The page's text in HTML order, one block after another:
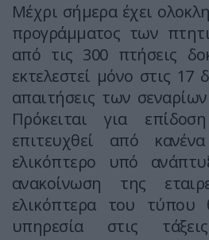
Μέχρι σήμερα έχει
προγράμματος των
από τις 300 πτήσεις
εκτελεστεί μόνο στις 17
απαιτήσεις των
Πρόκειται για
επιτευχθεί από
ελικόπτερο υπό
ανακοίνωση της
ελικόπτερα του τύπου
υπηρεσία στις